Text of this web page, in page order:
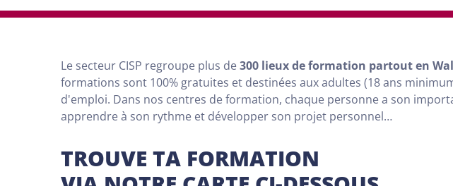
Le secteur CISP regroupe plus de300 lieux de formation partout en
formations sont 100% gratuites et destinées aux adultes (18 ans
d'emploi. Dans nos centres de formation, chaque personne a son
apprendre à son rythme et développer son projet personnel…
TROUVE TA FORMATION